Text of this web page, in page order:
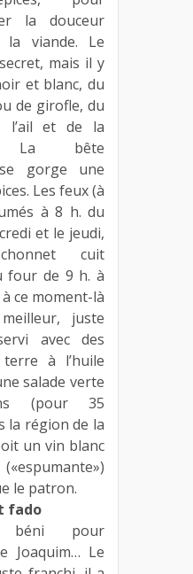
la douceur
la viande. Le
mais il y
et blanc, du
de girofle, du
l’ail et de la
La bête
gorge une
Les feux (à
à 8 h. du
et le jeudi,
cuit
four de 9 h. à
à ce moment-là
juste
avec des
à l’huile
salade verte
(pour 35
la région de la
un vin blanc
le patron.
fado
pour
Joaquim… Le